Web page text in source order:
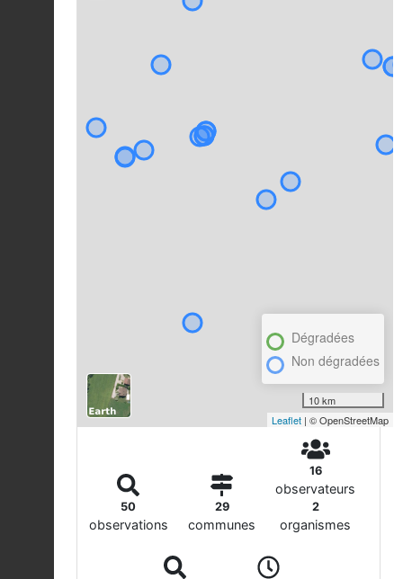
Dégradées
Non dégradées
10 km
Leaflet | © OpenStreetMap
50
observations
29
communes
16
observateurs
2
organismes